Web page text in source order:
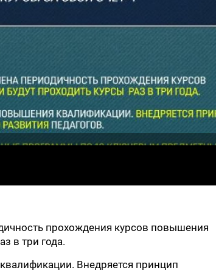
прохождения курсов повышения
в три года.
Внедряется принцип